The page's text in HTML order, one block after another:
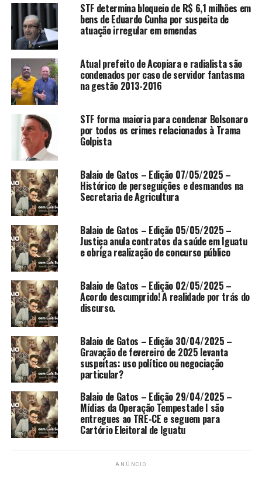
Dilma reiterou que a prioridade do papa é dar assistência
aos pobres e mais frágeis, tema que Francisco ressaltou
em seus sermões desde que foi eleito papa no último dia
por Francisco, depois da cerimônia que marcou ontem
(19) o início do pontificado.
“O papa é extremamente carismático e tem um
compromisso com os pobres, o que torna a relação com
o Brasil muito importante porque o governo brasileiro
vem, nos últimos dez anos, a partir do [ex-presidente
Luiz Inácio] Lula [da Silva] focando a questão da
superação da pobreza”, disse a presidenta, que se reuniu
com o papa no Vaticano.
“[Expliquei para ele que essa] é uma política de Estado.
Expliquei como é que estamos. Mas ele conhecia bem.
Não houve surpresa, ele conhecia bastante bem”.
A presidenta disse ainda que, durante a audiência, o
papa contou ter se emocionado ao ver um catador de
papel argentino, representando a categoria, na
cerimônia de inauguração do pontificado. “Ele
[Francisco] tratou da questão de proteção às populações
mais fragilizadas”, acrescentou.
“Eu falei que nós fazemos uma missa com os papeleiros
[os catadores de papel]. Ele [Francisco] falou bastante
sobre isso”, disse Dilma. “A conversa foi muito boa e
muito interessante. Fui a primeira a ser recebida depois
da entronização
[que marca o início do pontificado]. O
papa, inclusive, disse: ‘Você pode falar porque é a
primeira vez que estou recebendo uma pessoa aqui.”
STF determina bloqueio de R$ 6,1 milhões em
bens de Eduardo Cunha por suspeita de
atuação irregular em emendas
Atual prefeito de Acopiara e radialista são
condenados por caso de servidor fantasma
na gestão 2013-2016
STF forma maioria para condenar Bolsonaro
por todos os crimes relacionados à Trama
Golpista
Balaio de Gatos – Edição 07/05/2025 –
Histórico de perseguições e desmandos na
Secretaria de Agricultura
Balaio de Gatos – Edição 05/05/2025 –
Justiça anula contratos da saúde em Iguatu
e obriga realização de concurso público
Balaio de Gatos – Edição 02/05/2025 –
Acordo descumprido! A realidade por trás do
discurso.
Balaio de Gatos – Edição 30/04/2025 –
Gravação de fevereiro de 2025 levanta
suspeitas: uso político ou negociação
particular?
Balaio de Gatos – Edição 29/04/2025 –
Mídias da Operação Tempestade I são
entregues ao TRE-CE e seguem para
Cartório Eleitoral de Iguatu
ANÚNCIO